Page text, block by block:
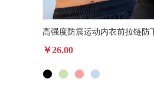
￥26.00